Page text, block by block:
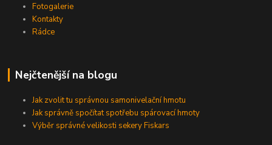
Fotogalerie
Kontakty
Rádce
Nejčtenější na blogu
Jak zvolit tu správnou samonivelační hmotu
Jak správně spočítat spotřebu spárovací hmoty
Výběr správné velikosti sekery Fiskars